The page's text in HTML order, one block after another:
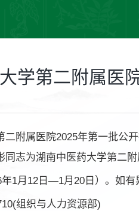
学第二附属医
二附属医院2025年第一批公
志为湖南中医药大学第二
1月12日—1月20日）。如
组织与人力资源部)